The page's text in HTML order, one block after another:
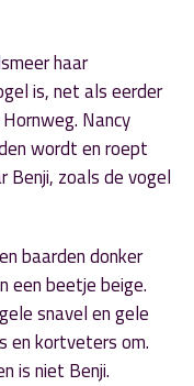
8 april
betekent
haar
is, net als eerder
Nancy
wordt en roept
Benji, zoals de vogel
baarden donker
een beetje beige.
snavel en gele
en kortveters om.
is niet Benji.